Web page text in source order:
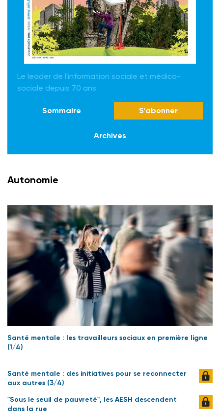
Le leader de l'information sociale et médico-
sociale depuis 70 ans
Sommaire S'abonner
Archives
Autonomie
Santé mentale : les travailleurs sociaux en première ligne
(1/4)
Santé mentale : des initiatives pour se reconnecter
aux autres (3/4)
"Sous le seuil de pauvreté", les AESH descendent
dans la rue